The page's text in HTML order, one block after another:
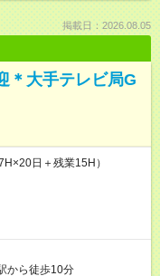
掲載日：2026.08.05
＊大手テレビ局G
日＋残業15H）
から徒歩10分